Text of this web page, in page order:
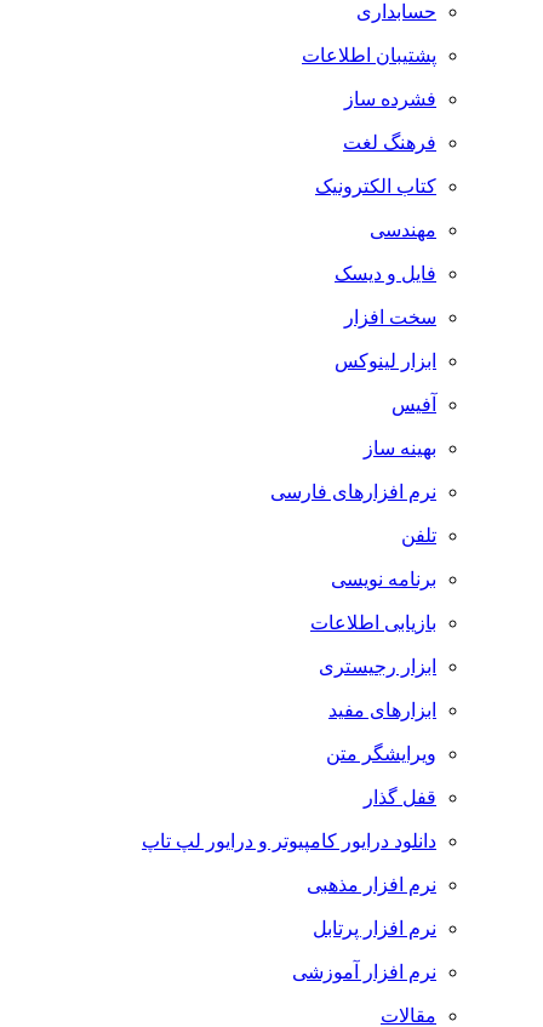
حسابداری
پشتیبان اطلاعات
فشرده ساز
فرهنگ لغت
کتاب الکترونیک
مهندسی
فایل و دیسک
سخت افزار
ابزار لینوکس
آفیس
بهینه ساز
نرم افزارهای فارسی
تلفن
برنامه نویسی
بازیابی اطلاعات
ابزار رجیستری
ابزارهای مفید
ویرایشگر متن
قفل گذار
دانلود درایور کامپیوتر و درایور لپ تاپ
نرم افزار مذهبی
نرم افزار پرتابل
نرم افزار آموزشی
مقالات